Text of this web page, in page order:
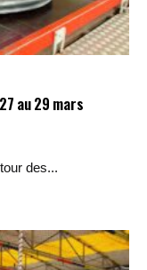
au 29 mars
des...